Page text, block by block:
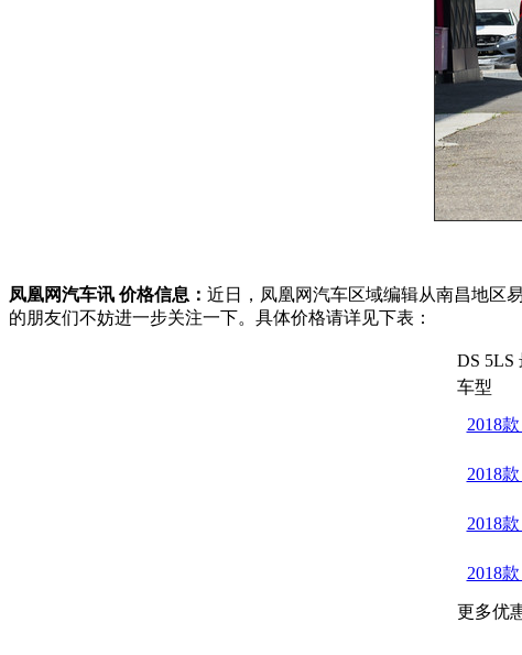
凤凰网汽车讯 价格信息： 近日，凤凰网汽车区域编辑从南昌地区
的朋友们不妨进一步关注一下。具体价格请详见下表：
DS 5LS
车型
2018
2018
2018
2018
更多优